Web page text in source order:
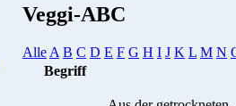
Veggi-ABC
Alle A B C D E F G H I J K L M N
Begriff